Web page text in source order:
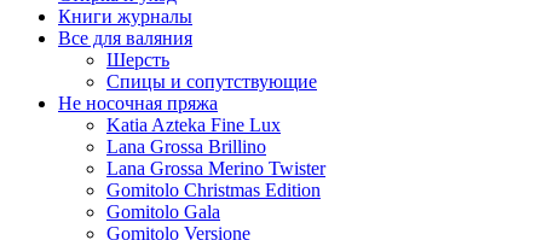
Книги журналы
Все для валяния
Шерсть
Спицы и сопутствующие
Не носочная пряжа
Katia Azteka Fine Lux
Lana Grossa Brillino
Lana Grossa Merino Twister
Gomitolo Christmas Edition
Gomitolo Gala
Gomitolo Versione